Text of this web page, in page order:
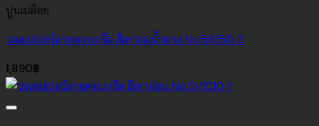
ปูนเปลือย
วอลเปเปอร์ลายคอนกรีต สีเทาอมน้ำตาล No.56150-2
1,890฿